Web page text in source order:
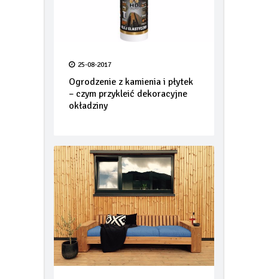
25-08-2017
Ogrodzenie z kamienia i płytek
– czym przykleić dekoracyjne